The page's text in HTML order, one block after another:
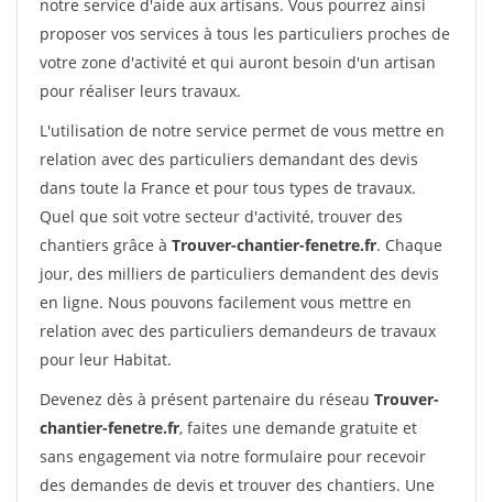
notre service d'aide aux artisans. Vous pourrez ainsi
proposer vos services à tous les particuliers proches de
votre zone d'activité et qui auront besoin d'un artisan
pour réaliser leurs travaux.
L'utilisation de notre service permet de vous mettre en
relation avec des particuliers demandant des devis
dans toute la France et pour tous types de travaux.
Quel que soit votre secteur d'activité, trouver des
chantiers grâce à Trouver-chantier-fenetre.fr. Chaque
jour, des milliers de particuliers demandent des devis
en ligne. Nous pouvons facilement vous mettre en
relation avec des particuliers demandeurs de travaux
pour leur Habitat.
Devenez dès à présent partenaire du réseau Trouver-
chantier-fenetre.fr, faites une demande gratuite et
sans engagement via notre formulaire pour recevoir
des demandes de devis et trouver des chantiers. Une